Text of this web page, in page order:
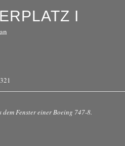
I
dem Fenster einer Boeing 747-8.